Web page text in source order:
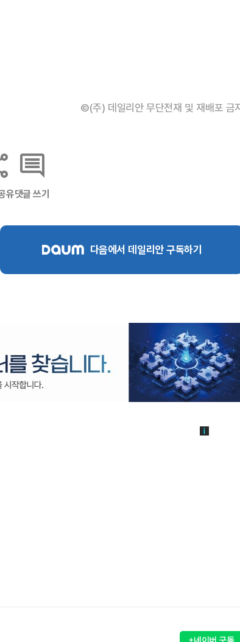
©(주) 데일리안 무단전재 및 재배포 금
유댓글 쓰기
다음에서 데일리안 구독하기
+네이버 구독